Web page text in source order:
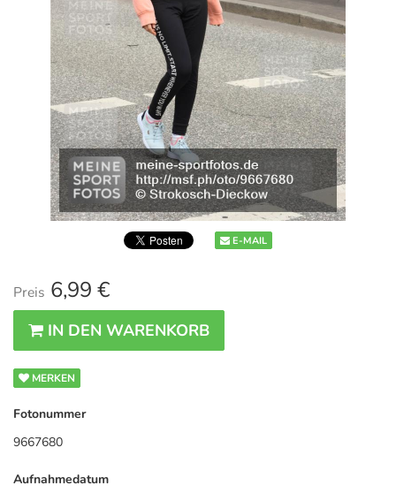
E-MAIL
Preis 6,99 €
IN DEN WARENKORB
MERKEN
Fotonummer
9667680
Aufnahmedatum